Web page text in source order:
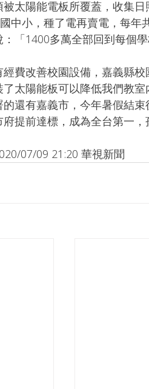
陽能電板所覆蓋，收集日
中小，種了電再賣電，每
：「1400多萬全部回到每個
改善校園設備，嘉義縣校
太陽能板可以降低我們教
有嘉義市，今年暑假結束
提前達標，成為全台第一
07/09 21:20 華視新聞